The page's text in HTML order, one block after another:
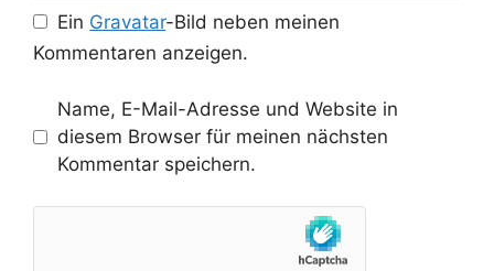
Ein Gravatar-Bild neben meinen
Kommentaren anzeigen.
Name, E-Mail-Adresse und Website in
diesem Browser für meinen nächsten
Kommentar speichern.